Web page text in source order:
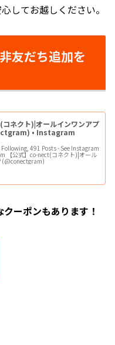
してお越しください。
友だち追加を
ネクト)|オールインワンアプ
• Instagram
491 Posts - See Instagram
【公式】co-nect(コネクト)|オール
(@conectgram)
ーポンもあります！